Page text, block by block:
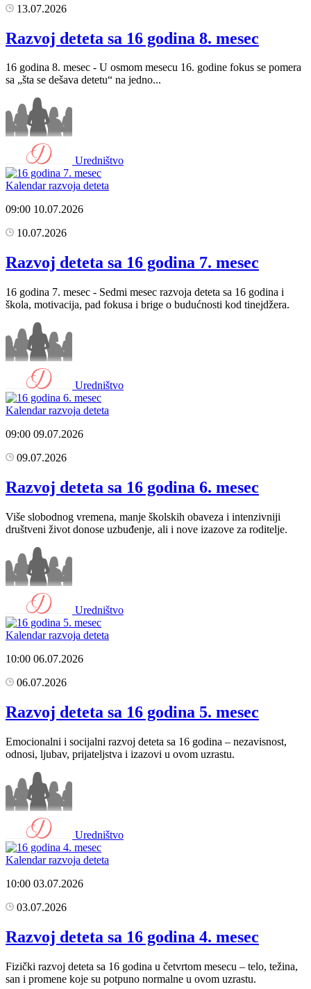
13.07.2026
Razvoj deteta sa 16 godina 8. mesec
16 godina 8. mesec - U osmom mesecu 16. godine fokus se pomera
sa „šta se dešava detetu“ na jedno...
Uredništvo
Kalendar razvoja deteta
09:00 10.07.2026
10.07.2026
Razvoj deteta sa 16 godina 7. mesec
16 godina 7. mesec - Sedmi mesec razvoja deteta sa 16 godina i
škola, motivacija, pad fokusa i brige o budućnosti kod tinejdžera.
Uredništvo
Kalendar razvoja deteta
09:00 09.07.2026
09.07.2026
Razvoj deteta sa 16 godina 6. mesec
Više slobodnog vremena, manje školskih obaveza i intenzivniji
društveni život donose uzbuđenje, ali i nove izazove za roditelje.
Uredništvo
Kalendar razvoja deteta
10:00 06.07.2026
06.07.2026
Razvoj deteta sa 16 godina 5. mesec
Emocionalni i socijalni razvoj deteta sa 16 godina – nezavisnost,
odnosi, ljubav, prijateljstva i izazovi u ovom uzrastu.
Uredništvo
Kalendar razvoja deteta
10:00 03.07.2026
03.07.2026
Razvoj deteta sa 16 godina 4. mesec
Fizički razvoj deteta sa 16 godina u četvrtom mesecu – telo, težina,
san i promene koje su potpuno normalne u ovom uzrastu.